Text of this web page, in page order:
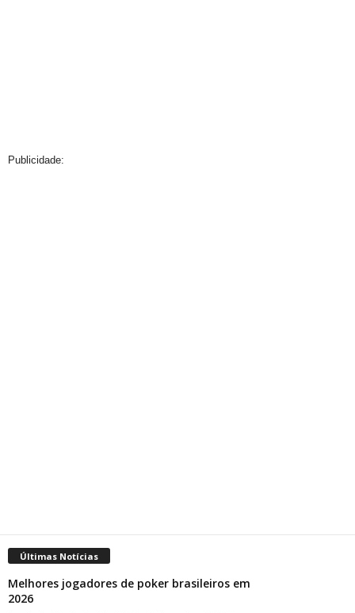
Publicidade:
Últimas Notícias
Melhores jogadores de poker brasileiros em
2026